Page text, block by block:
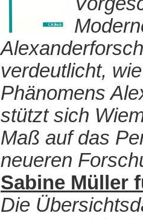
verdeutlicht,
Phänomens
stützt sich
Maß auf das
neueren
Sabine Müller
Die